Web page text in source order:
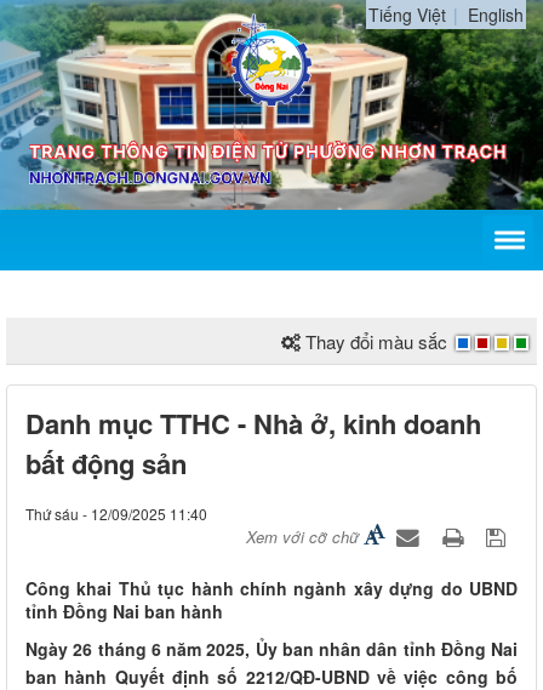
Tiếng Việt English
Thay đổi màu sắc
Danh mục TTHC - Nhà ở, kinh doanh
bất động sản
Thứ sáu - 12/09/2025 11:40
Xem với cỡ chữ
Công khai Thủ tục hành chính ngành xây dựng do UBND
tỉnh Đồng Nai ban hành
Ngày 26 tháng 6 năm 2025, Ủy ban nhân dân tỉnh Đồng Nai
ban hành Quyết định số 2212/QĐ-UBND về việc công bố